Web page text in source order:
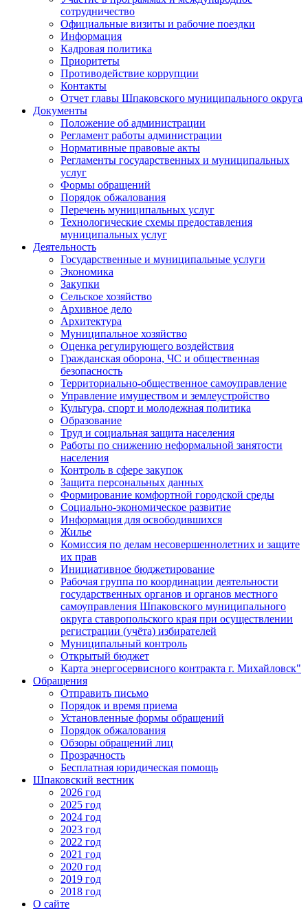
сотрудничество
Официальные визиты и рабочие поездки
Информация
Кадровая политика
Приоритеты
Противодействие коррупции
Контакты
Отчет главы Шпаковского муниципального округа
Документы
Положение об администрации
Регламент работы администрации
Нормативные правовые акты
Регламенты государственных и муниципальных
услуг
Формы обращений
Порядок обжалования
Перечень муниципальных услуг
Технологические схемы предоставления
муниципальных услуг
Деятельность
Государственные и муниципальные услуги
Экономика
Закупки
Сельское хозяйство
Архивное дело
Архитектура
Муниципальное хозяйство
Оценка регулирующего воздействия
Гражданская оборона, ЧС и общественная
безопасность
Территориально-общественное самоуправление
Управление имуществом и землеустройство
Культура, спорт и молодежная политика
Образование
Труд и социальная защита населения
Работы по снижению неформальной занятости
населения
Контроль в сфере закупок
Защита персональных данных
Формирование комфортной городской среды
Социально-экономическое развитие
Информация для освободившихся
Жилье
Комиссия по делам несовершеннолетних и защите
их прав
Инициативное бюджетирование
Рабочая группа по координации деятельности
государственных органов и органов местного
самоуправления Шпаковского муниципального
округа ставропольского края при осуществлении
регистрации (учёта) избирателей
Муниципальный контроль
Открытый бюджет
Карта энергосервисного контракта г. Михайловск"
Обращения
Отправить письмо
Порядок и время приема
Установленные формы обращений
Порядок обжалования
Обзоры обращений лиц
Прозрачность
Бесплатная юридическая помощь
Шпаковский вестник
2026 год
2025 год
2024 год
2023 год
2022 год
2021 год
2020 год
2019 год
2018 год
О сайте